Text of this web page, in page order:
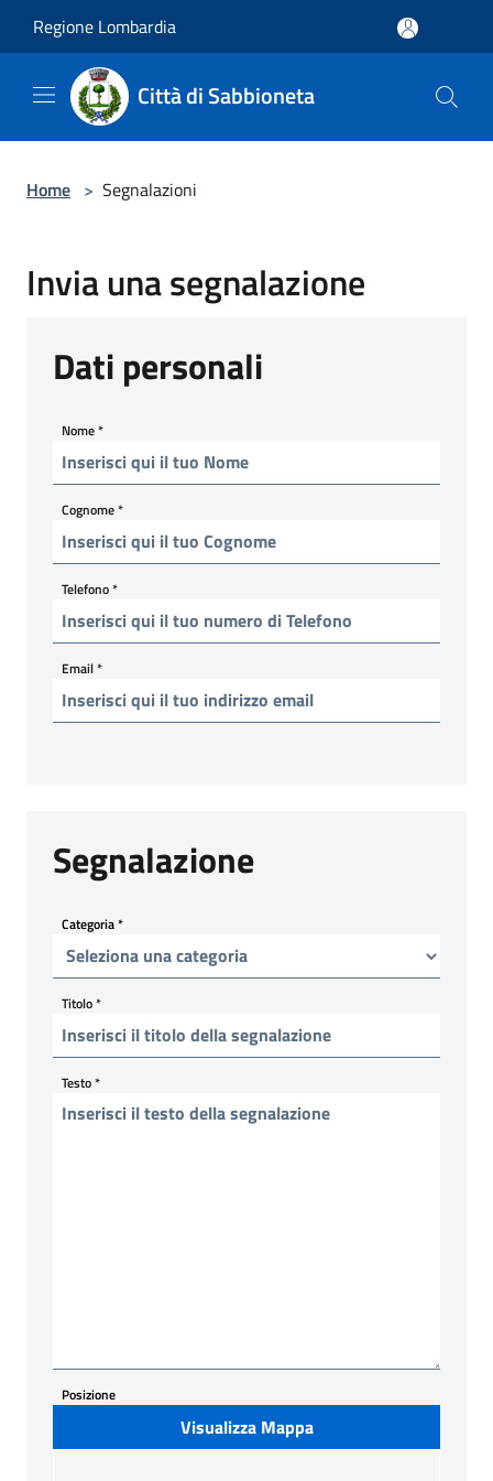
Regione Lombardia
Città di Sabbioneta
Home > Segnalazioni
Invia una segnalazione
Dati personali
Nome*
Cognome*
Telefono*
Email*
Segnalazione
Categoria*
Titolo*
Testo*
Posizione
Visualizza Mappa